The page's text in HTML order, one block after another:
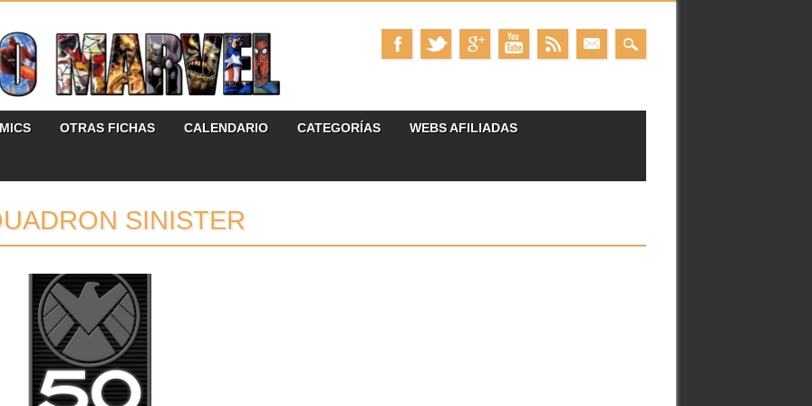
OTRAS FICHAS CALENDARIO CATEGORÍAS WEBS AFILIADAS
SINISTER
CELEBRA 50 AÑOS DE
S.H.I.E.L.D. CON MARVEL
COMICS EN 2015
Celebra en 2015 medio siglo de la
Agencia de Inteligencia más importante...